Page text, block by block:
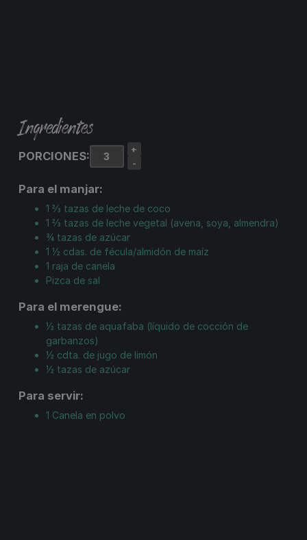
Ingredientes
PORCIONES:
+
-
Para el manjar:
1 ⅔ tazas de leche de coco
1 ⅔ tazas de leche vegetal (avena, soya, almendra)
¾ tazas de azúcar
1 ½ cdas. de fécula/almidón de maíz
1 raja de canela
Pizca de sal
Para el merengue:
½ tazas de aquafaba (líquido de cocción de
garbanzos)
½ cdta. de jugo de limón
½ tazas de azúcar
Para servir:
1 Canela en polvo